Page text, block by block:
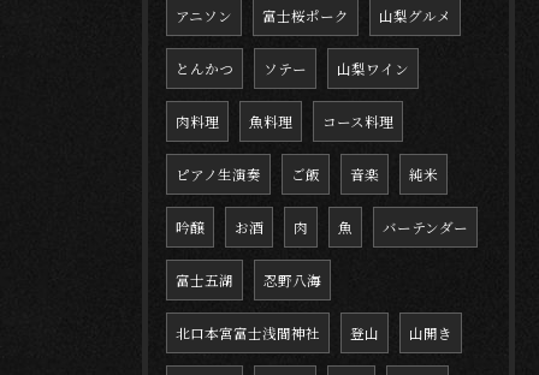
アニソン 富士桜ポーク 山梨グルメ
とんかつ ソテー 山梨ワイン
肉料理 魚料理 コース料理
ピアノ生演奏 ご飯 音楽 純米
吟醸 お酒 肉 魚 バーテンダー
富士五湖 忍野八海
北口本宮富士浅間神社 登山 山開き